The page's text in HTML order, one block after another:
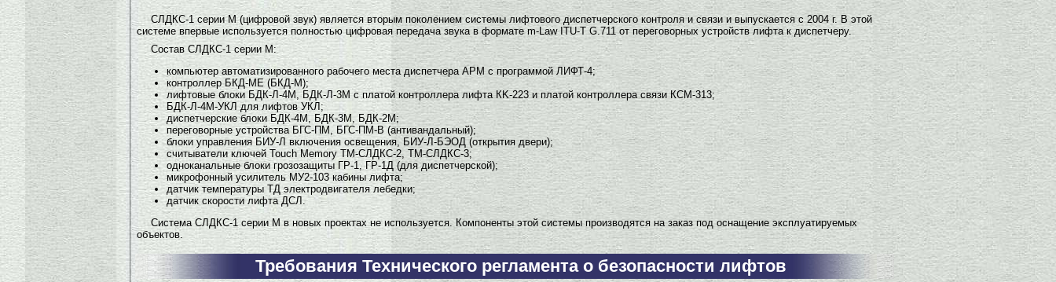
СЛДКС-1 серии М (цифровой звук) является вторым поколением системы лифтового диспетчерского контроля и связи и выпускается с 2004 г. В этой
системе впервые используется полностью цифровая передача звука в формате m-Law ITU-T G.711 от переговорных устройств лифта к диспетчеру.
Состав СЛДКС-1 серии М:
компьютер автоматизированного рабочего места диспетчера АРМ с программой ЛИФТ-4;
контроллер БКД-МЕ (БКД-М);
лифтовые блоки БДК-Л-4М, БДК-Л-3М с платой контроллера лифта КK-223 и платой контроллера связи КСМ-313;
БДК-Л-4М-УКЛ для лифтов УКЛ;
диспетчерские блоки БДК-4М, БДК-3М, БДК-2М;
переговорные устройства БГС-ПМ, БГС-ПМ-В (антивандальный);
блоки управления БИУ-Л включения освещения, БИУ-Л-БЭОД (открытия двери);
считыватели ключей Touch Memory ТМ-СЛДКС-2, ТМ-СЛДКС-3;
одноканальные блоки грозозащиты ГР-1, ГР-1Д (для диспетчерской);
микрофонный усилитель МУ2-103 кабины лифта;
датчик температуры ТД электродвигателя лебедки;
датчик скорости лифта ДСЛ.
Система СЛДКС-1 серии М в новых проектах не используется. Компоненты этой системы производятся на заказ под оснащение эксплуатируемых
объектов.
Требования Технического регламента о безопасности лифтов